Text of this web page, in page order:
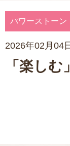
パワーストーン
2026年02月04
「楽し